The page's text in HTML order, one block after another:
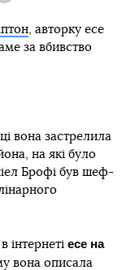
, авторку есе
за вбивство
вона застрелила
на які було
Брофі був шеф-
інтернеті есе на
вона описала